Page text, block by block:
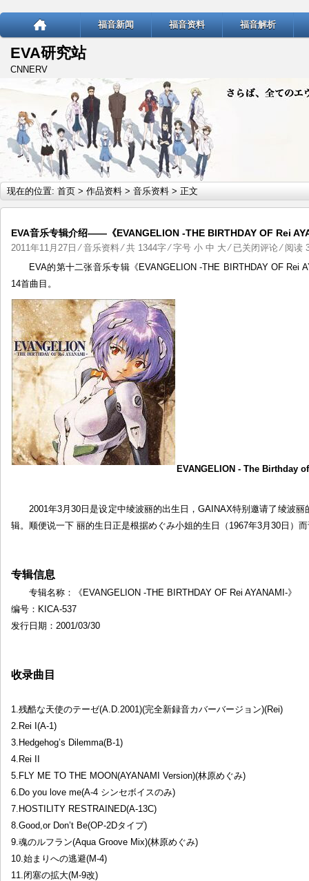
福音新闻 福音资料 福音解析
EVA研究站
CNNERV
现在的位置: 首页 > 作品资料 > 音乐资料 > 正文
EVA音乐专辑介绍——《EVANGELION -THE BIRTHDAY OF Rei
2011年11月27日 ⁄音乐资料⁄ 共 1344字 ⁄ 字号 小 中 大 ⁄ EVA
音
已关闭评论⁄ 阅读
EVA的第十二张音乐专辑《EVANGELION -THE BIRTHDAY OF Rei
14首曲目。
EVANGELION - The Birthday
2001年3月30日是设定中绫波丽的出生日，GAINAX特别邀请了绫波
辑。顺便说一下 丽的生日正是根据めぐみ小姐的生日（1967年3月30日）
专辑信息
专辑名称：《EVANGELION -THE BIRTHDAY OF Rei AYANAMI-》
编号：KICA-537
发行日期：2001/03/30
收录曲目
1.残酷な天使のテーゼ(A.D.2001)(完全新録音カバーバージョン)(Rei)
2.Rei I(A-1)
3.Hedgehog’s Dilemma(B-1)
4.Rei II
5.FLY ME TO THE MOON(AYANAMI Version)(林原めぐみ)
6.Do you love me(A-4 シンセボイスのみ)
7.HOSTILITY RESTRAINED(A-13C)
8.Good,or Don’t Be(OP-2Dタイプ)
9.魂のルフラン(Aqua Groove Mix)(林原めぐみ)
10.始まりへの逃避(M-4)
11.闭塞の拡大(M-9改)